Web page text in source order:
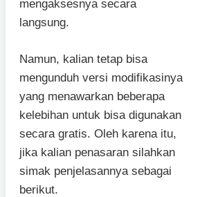
mengaksesnya secara
langsung.
Namun, kalian tetap bisa
mengunduh versi modifikasinya
yang menawarkan beberapa
kelebihan untuk bisa digunakan
secara gratis. Oleh karena itu,
jika kalian penasaran silahkan
simak penjelasannya sebagai
berikut.